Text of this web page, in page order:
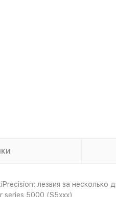
лезвия за
series 5000 (S5xxx)